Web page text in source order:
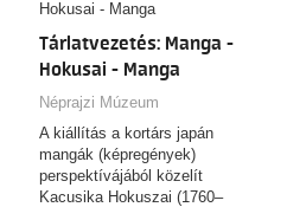
identitása? Hogyan örökíti meg
fényképein mindezt egy
kulturális antropológus, aki fél
évszázada kutat közöttük? A
budapesti Néprajzi Múzeum új
kiállítása egy különleges
fotógyűjtemény segítségével
válaszol a fenti kérdésekre.
Tárlatvezetés: Manga -
Hokusai - Manga
Néprajzi Múzeum
A kiállítás a kortárs japán
mangák (képregények)
perspektívájából közelít
Kacusika Hokuszai (1760–